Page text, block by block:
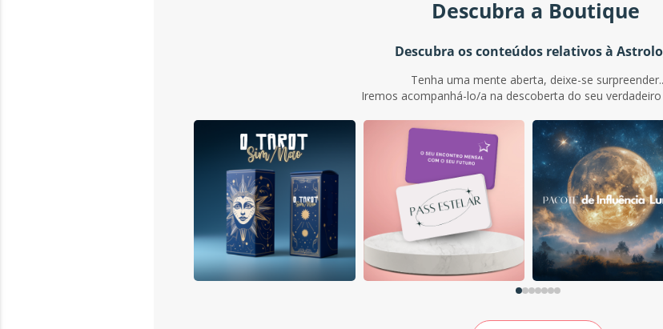
Descubra a Boutique
Descubra os conteúdos relativos à
Tenha uma mente aberta, deixe-se
Iremos acompanhá-lo/a na descoberta do seu verdadeiro